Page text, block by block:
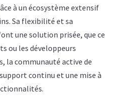
à un écosystème extensif
Sa flexibilité et sa
une solution prisée, que ce
ou les développeurs
la communauté active de
continu et une mise à